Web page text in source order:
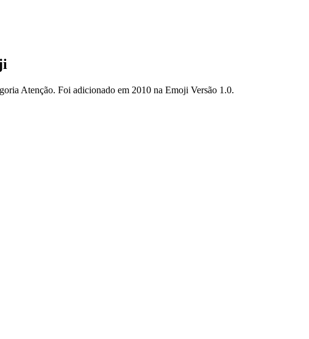
Atenção. Foi adicionado em 2010 na Emoji Versão 1.0.